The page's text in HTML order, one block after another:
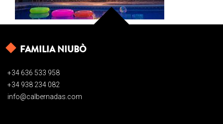
FAMILIA NIUBÒ
+34 636 533 958
+34 938 234 082
info@calbernadas.com